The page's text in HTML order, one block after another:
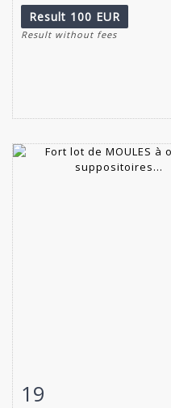
Result 100 EUR
Result without fees
Item detail
19